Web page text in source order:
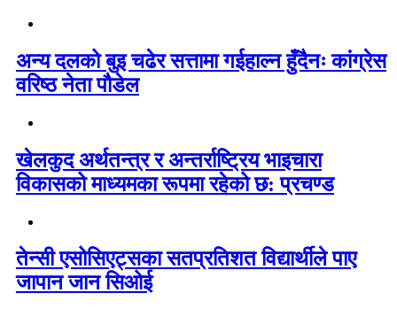
अन्य दलको बुइ चढेर सत्तामा गईहाल्न हुँदैनः कांग्रेस
वरिष्ठ नेता पौडेल
खेलकुद अर्थतन्त्र र अन्तर्राष्ट्रिय भाइचारा
विकासको माध्यमका रूपमा रहेको छ: प्रचण्ड
तेन्सी एसोसिएट्सका सतप्रतिशत विद्यार्थीले पाए
जापान जान सिओई